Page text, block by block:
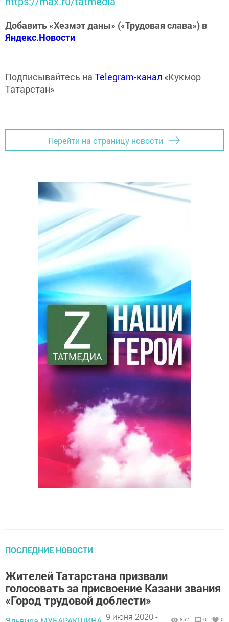
Добавить «Хезмэт даны» («Трудовая слава») в
Яндекс.Новости
Подписывайтесь на Telegram-канал «Кукмор
Татарстан»
Перейти на страницу новости
ПОСЛЕДНИЕ НОВОСТИ
Жителей Татарстана призвали
голосовать за присвоение Казани звания
«Город трудовой доблести»
9 июня 2020 -
852 0 0